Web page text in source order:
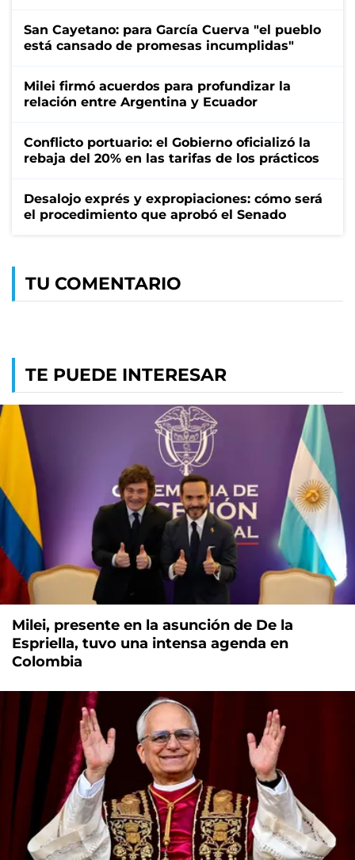
San Cayetano: para García Cuerva "el pueblo
está cansado de promesas incumplidas"
Milei firmó acuerdos para profundizar la
relación entre Argentina y Ecuador
Conflicto portuario: el Gobierno oficializó la
rebaja del 20% en las tarifas de los prácticos
Desalojo exprés y expropiaciones: cómo será
el procedimiento que aprobó el Senado
TU COMENTARIO
TE PUEDE INTERESAR
Milei, presente en la asunción de De la
Espriella, tuvo una intensa agenda en
Colombia